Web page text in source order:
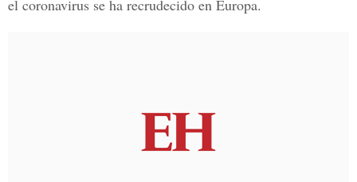
el coronavirus se ha recrudecido en Europa.